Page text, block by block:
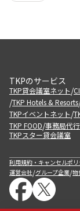
TKPのサービス
TKP貸会議室ネット/
/TKP Hotels & Resorts
TKPイベントネット/
TKP FOOD/事務局代
TKPスター貸会議室
利用規約・キャンセルポリ
運営会社/グループ企業/物